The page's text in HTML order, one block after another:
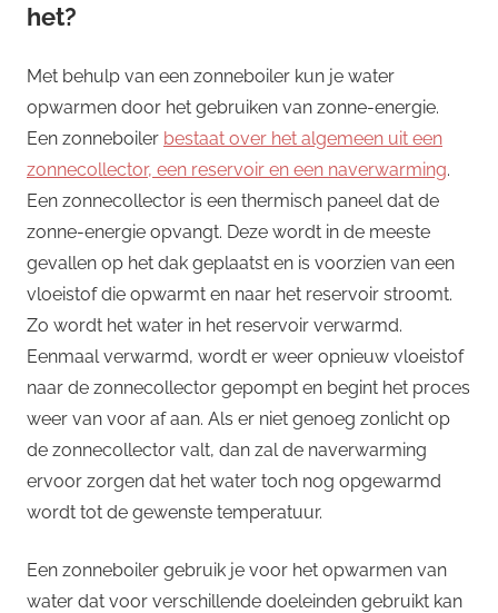
het?
Met behulp van een zonneboiler kun je water
opwarmen door het gebruiken van zonne-energie.
Een zonneboiler bestaat over het algemeen uit een
zonnecollector, een reservoir en een naverwarming.
Een zonnecollector is een thermisch paneel dat de
zonne-energie opvangt. Deze wordt in de meeste
gevallen op het dak geplaatst en is voorzien van een
vloeistof die opwarmt en naar het reservoir stroomt.
Zo wordt het water in het reservoir verwarmd.
Eenmaal verwarmd, wordt er weer opnieuw vloeistof
naar de zonnecollector gepompt en begint het proces
weer van voor af aan. Als er niet genoeg zonlicht op
de zonnecollector valt, dan zal de naverwarming
ervoor zorgen dat het water toch nog opgewarmd
wordt tot de gewenste temperatuur.
Een zonneboiler gebruik je voor het opwarmen van
water dat voor verschillende doeleinden gebruikt kan